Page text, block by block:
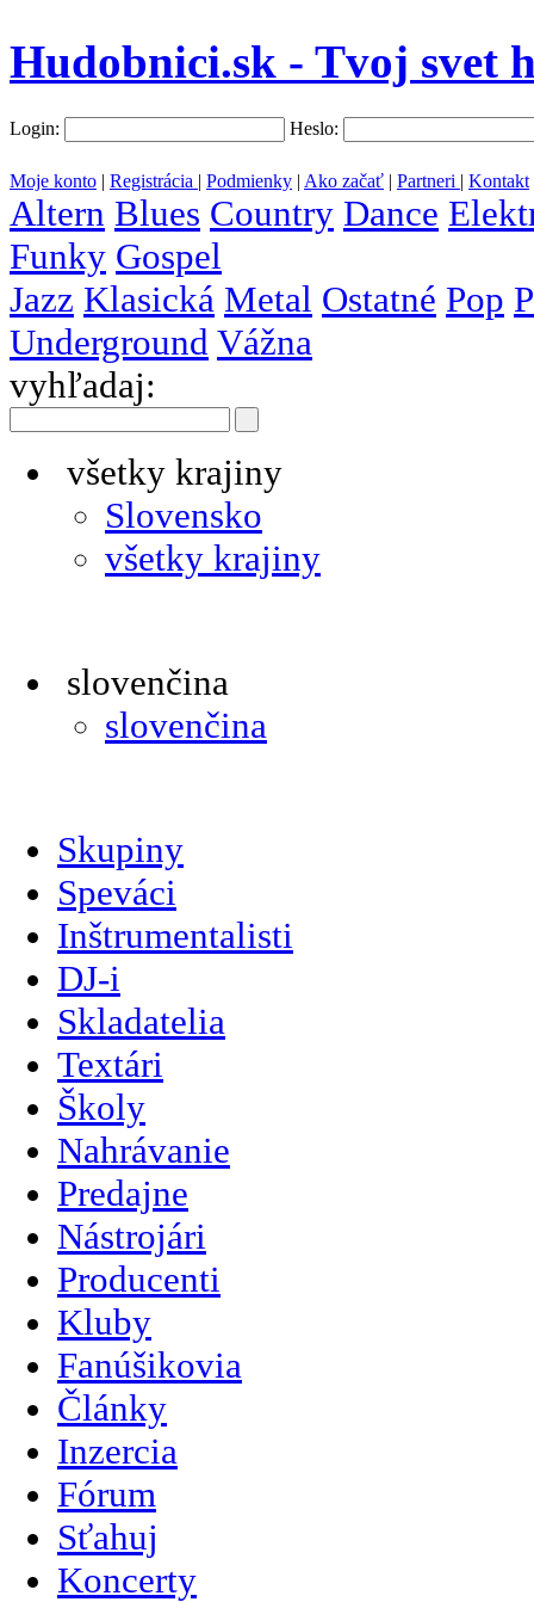
Hudobnici.sk - Tvoj svet
Login: Heslo:
Moje konto | Registrácia | Podmienky | Ako začať | Partneri | Kontakt
Altern Blues Country Dance
Funky Gospel
Jazz Klasická Metal Ostatné Pop
Underground Vážna
vyhľadaj:
všetky krajiny
Slovensko
všetky krajiny
slovenčina
slovenčina
Skupiny
Speváci
Inštrumentalisti
DJ-i
Skladatelia
Textári
Školy
Nahrávanie
Predajne
Nástrojári
Producenti
Kluby
Fanúšikovia
Články
Inzercia
Fórum
Sťahuj
Koncerty